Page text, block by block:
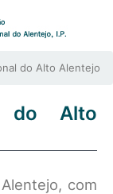
do Alto Alentejo
do Alto
com